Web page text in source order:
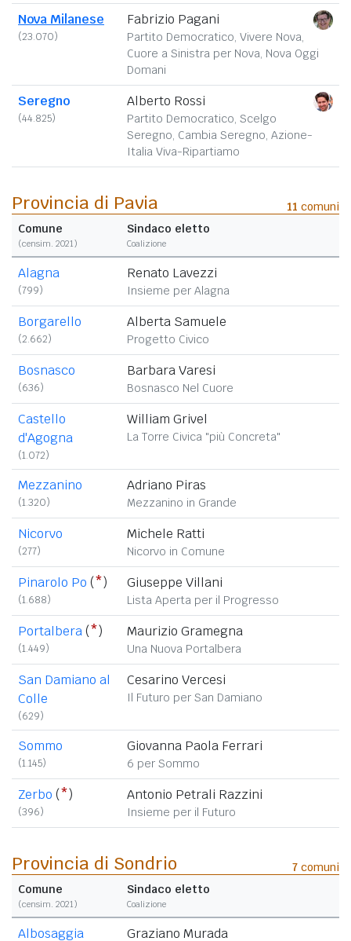
Nova Milanese
(23.070)
Fabrizio Pagani
Partito Democratico, Vivere Nova,
Cuore a Sinistra per Nova, Nova Oggi
Domani
Seregno
(44.825)
Alberto Rossi
Partito Democratico, Scelgo
Seregno, Cambia Seregno, Azione-
Italia Viva-Ripartiamo
Provincia di Pavia 11 comuni
Comune
(censim. 2021)
Sindaco eletto
Coalizione
Alagna
(799)
Renato Lavezzi
Insieme per Alagna
Borgarello
(2.662)
Alberta Samuele
Progetto Civico
Bosnasco
(636)
Barbara Varesi
Bosnasco Nel Cuore
Castello
d'Agogna
(1.072)
William Grivel
La Torre Civica "più Concreta"
Mezzanino
(1.320)
Adriano Piras
Mezzanino in Grande
Nicorvo
(277)
Michele Ratti
Nicorvo in Comune
Pinarolo Po (*)
(1.688)
Giuseppe Villani
Lista Aperta per il Progresso
Portalbera(*)
(1.449)
Maurizio Gramegna
Una Nuova Portalbera
San Damiano al
Colle
(629)
Cesarino Vercesi
Il Futuro per San Damiano
Sommo
(1.145)
Giovanna Paola Ferrari
6 per Sommo
Zerbo (*)
(396)
Antonio Petrali Razzini
Insieme per il Futuro
Provincia di Sondrio 7 comuni
Comune
(censim. 2021)
Sindaco eletto
Coalizione
Albosaggia Graziano Murada